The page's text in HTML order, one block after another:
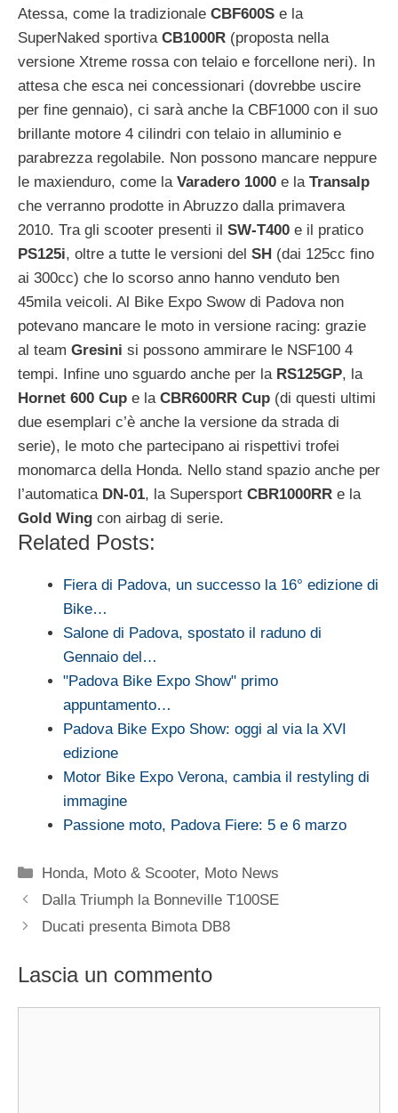
Atessa, come la tradizionale CBF600S e la
SuperNaked sportiva CB1000R (proposta nella
versione Xtreme rossa con telaio e forcellone neri). In
attesa che esca nei concessionari (dovrebbe uscire
per fine gennaio), ci sarà anche la CBF1000 con il suo
brillante motore 4 cilindri con telaio in alluminio e
parabrezza regolabile. Non possono mancare neppure
le maxienduro, come la Varadero 1000 e la Transalp
che verranno prodotte in Abruzzo dalla primavera
2010. Tra gli scooter presenti il SW-T400 e il pratico
PS125i, oltre a tutte le versioni del SH (dai 125cc fino
ai 300cc) che lo scorso anno hanno venduto ben
45mila veicoli. Al Bike Expo Swow di Padova non
potevano mancare le moto in versione racing: grazie
al team Gresini si possono ammirare le NSF100 4
tempi. Infine uno sguardo anche per la RS125GP, la
Hornet 600 Cup e la CBR600RR Cup (di questi ultimi
due esemplari c’è anche la versione da strada di
serie), le moto che partecipano ai rispettivi trofei
monomarca della Honda. Nello stand spazio anche per
l’automatica DN-01, la Supersport CBR1000RR e la
Gold Wing con airbag di serie.
Related Posts:
Fiera di Padova, un successo la 16° edizione di
Bike…
Salone di Padova, spostato il raduno di
Gennaio del…
"Padova Bike Expo Show" primo
appuntamento…
Padova Bike Expo Show: oggi al via la XVI
edizione
Motor Bike Expo Verona, cambia il restyling di
immagine
Passione moto, Padova Fiere: 5 e 6 marzo
Categorie
Honda, Moto & Scooter, Moto News
Dalla Triumph la Bonneville T100SE
Ducati presenta Bimota DB8
Lascia un commento